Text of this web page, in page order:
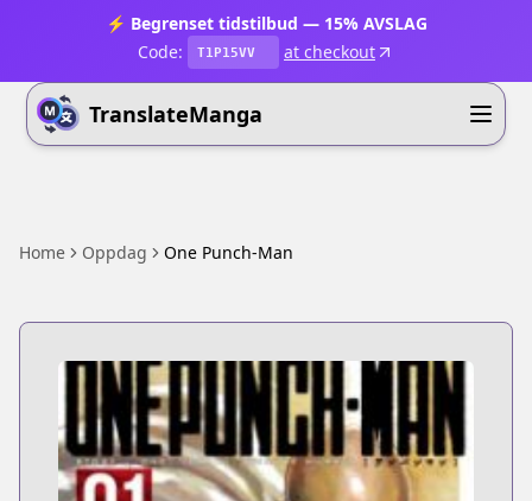
⚡ Begrenset tidstilbud — 15% AVSLAG
Code:
T1P15VV at checkout
TranslateManga
Home Oppdag One Punch-Man